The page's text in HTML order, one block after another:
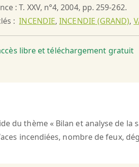
: T. XXV, n°4, 2004, pp. 259-262.
:INCENDIE,INCENDIE (GRAND),
libre et téléchargement gratuit
du thème « Bilan et analyse de
incendiées, nombre de feux,